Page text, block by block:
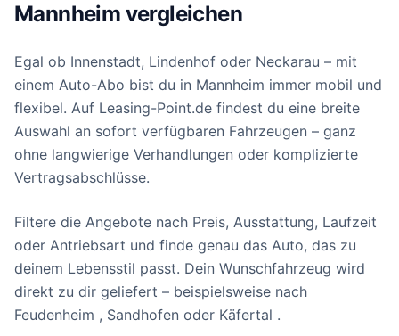
Mannheim vergleichen
Egal ob Innenstadt, Lindenhof oder Neckarau – mit
einem Auto-Abo bist du in Mannheim immer mobil und
flexibel. Auf Leasing-Point.de findest du eine breite
Auswahl an sofort verfügbaren Fahrzeugen – ganz
ohne langwierige Verhandlungen oder komplizierte
Vertragsabschlüsse.
Filtere die Angebote nach Preis, Ausstattung, Laufzeit
oder Antriebsart und finde genau das Auto, das zu
deinem Lebensstil passt. Dein Wunschfahrzeug wird
direkt zu dir geliefert – beispielsweise nach
Feudenheim , Sandhofen oder Käfertal .